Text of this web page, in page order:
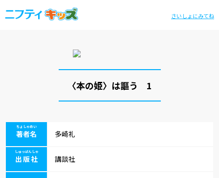
さいしょにみてね
〈本の姫〉は謳う 1
著者名
ちょしゃめい
多崎礼
出版社
しゅっぱんしゃ
講談社